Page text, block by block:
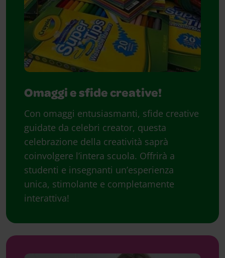
Omaggi e sfide creative!
Con omaggi entusiasmanti, sfide creative
guidate da celebri creator, questa
celebrazione della creatività saprà
coinvolgere l’intera scuola. Offrirà a
studenti e insegnanti un’esperienza
unica, stimolante e completamente
interattiva!